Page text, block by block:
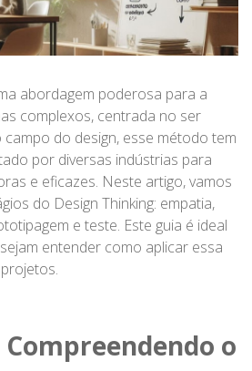
abordagem poderosa para a
complexos, centrada no ser
do design, esse método tem
por diversas indústrias para
e eficazes. Neste artigo, vamos
do Design Thinking: empatia,
e teste. Este guia é ideal
entender como aplicar essa
o